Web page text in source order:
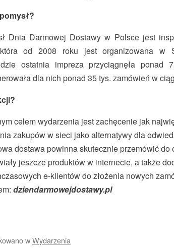
Dnia Darmowej Dostawy w Polsce jest
od 2008 roku jest organizowana w
ostatnia impreza przyciągnęła ponad
dla nich ponad 35 tys. zamówień w
celem wydarzenia jest zachęcenie jak
zakupów w sieci jako alternatywy dla
dostawa powinna skutecznie przemówić do
jeszcze produktów w internecie, a także
e-klientów do złożenia nowych
dziendarmowejdostawy.pl
wWydarzenia